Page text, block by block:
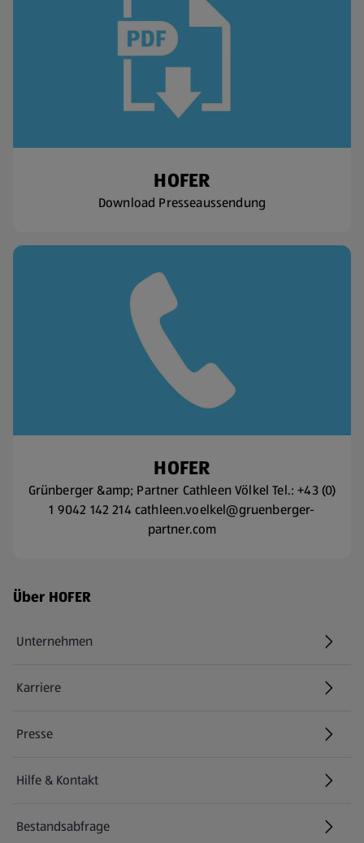
HOFER
Download Presseaussendung
HOFER
Grünberger &amp; Partner Cathleen Völkel Tel.: +43 (0)
1 9042 142 214 cathleen.voelkel@gruenberger-
partner.com
Fußzeilenmenü - weitere Links
Über HOFER
Unternehmen
Karriere
(öffnet in einem neuen Tab)
Presse
Hilfe & Kontakt
(öffnet in einem neuen Tab)
Bestandsabfrage
(öffnet in einem neuen Tab)